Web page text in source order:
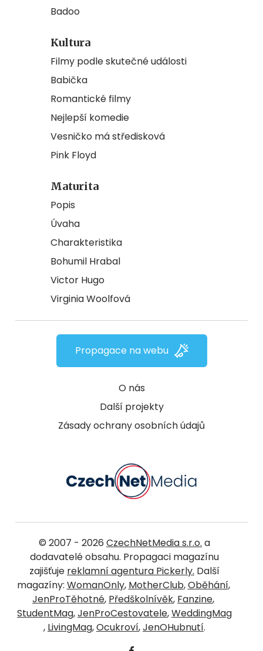
Badoo
Kultura
Filmy podle skutečné události
Babička
Romantické filmy
Nejlepší komedie
Vesničko má středisková
Pink Floyd
Maturita
Popis
Úvaha
Charakteristika
Bohumil Hrabal
Victor Hugo
Virginia Woolfová
O nás
Další projekty
Zásady ochrany osobních údajů
Propagace na webu
© 2007 - 2026 CzechNetMedia s.r.o. a
dodavatelé obsahu. Propagaci magazínu
zajišťuje reklamní agentura Pickerly. Další
magazíny: WomanOnly, MotherClub,Oběhání,
JenProTěhotné, Předškolnívěk, Fanzine,
StudentMag,JenProCestovatele,WeddingMag
, LivingMag,Ocukroví,JenOHubnutí.